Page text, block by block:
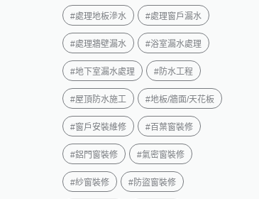
#處理地板滲水 #處理窗戶漏水
#處理牆壁漏水 #浴室漏水處理
#地下室漏水處理 #防水工程
#屋頂防水施工 #地板/牆面/天花板
#窗戶安裝維修 #百葉窗裝修
#鋁門窗裝修 #氣密窗裝修
#紗窗裝修 #防盜窗裝修